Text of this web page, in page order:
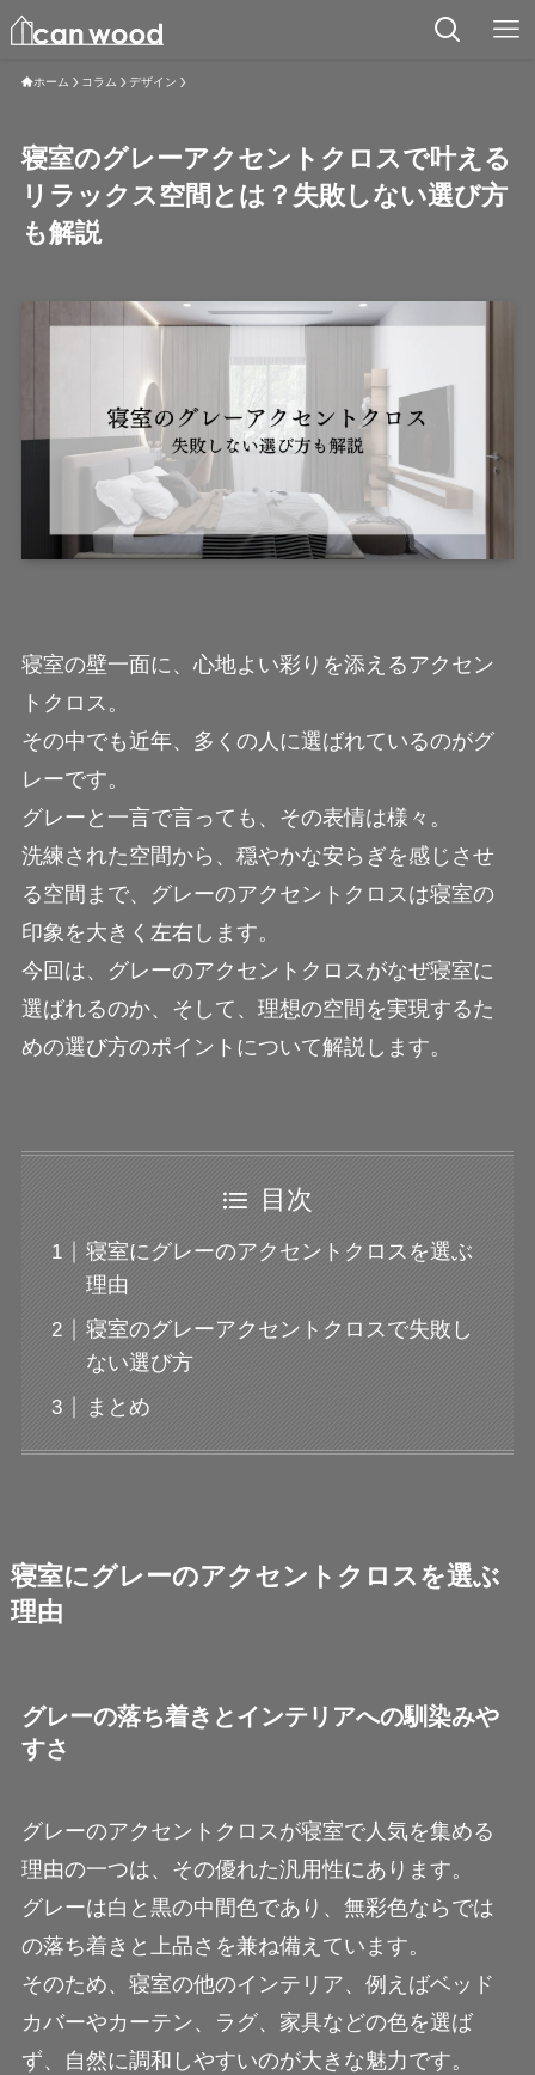
ホーム コラム デザイン
寝室のグレーアクセントクロスで叶える
リラックス空間とは？失敗しない選び方
も解説
寝室の壁一面に、心地よい彩りを添えるアクセン
トクロス。
その中でも近年、多くの人に選ばれているのがグ
レーです。
グレーと一言で言っても、その表情は様々。
洗練された空間から、穏やかな安らぎを感じさせ
る空間まで、グレーのアクセントクロスは寝室の
印象を大きく左右します。
今回は、グレーのアクセントクロスがなぜ寝室に
選ばれるのか、そして、理想の空間を実現するた
めの選び方のポイントについて解説します。
目次
寝室にグレーのアクセントクロスを選ぶ
理由
寝室のグレーアクセントクロスで失敗し
ない選び方
まとめ
寝室にグレーのアクセントクロスを選ぶ
理由
グレーの落ち着きとインテリアへの馴染みや
すさ
グレーのアクセントクロスが寝室で人気を集める
理由の一つは、その優れた汎用性にあります。
グレーは白と黒の中間色であり、無彩色ならでは
の落ち着きと上品さを兼ね備えています。
そのため、寝室の他のインテリア、例えばベッド
カバーやカーテン、ラグ、家具などの色を選ば
ず、自然に調和しやすいのが大きな魅力です。